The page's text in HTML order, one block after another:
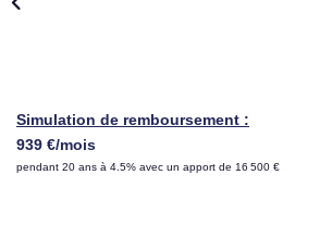
Nos Témoignages
Simulation de remboursement :
939 €/mois
pendant 20 ans à 4.5% avec un apport de 16 500 €